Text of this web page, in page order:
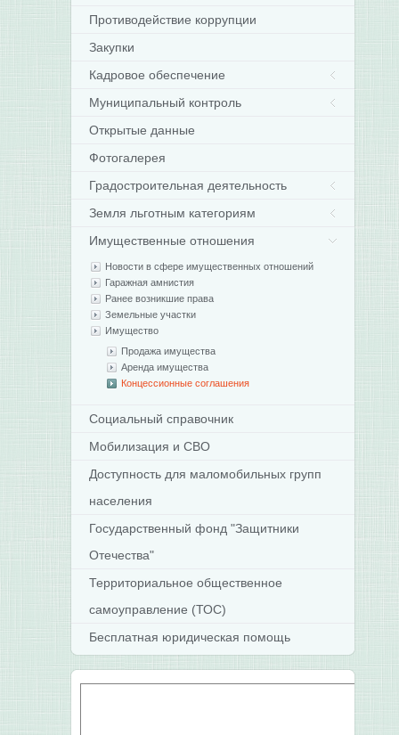
Противодействие коррупции
Закупки
Кадровое обеспечение
Муниципальный контроль
Открытые данные
Фотогалерея
Градостроительная деятельность
Земля льготным категориям
Имущественные отношения
Новости в сфере имущественных отношений
Гаражная амнистия
Ранее возникшие права
Земельные участки
Имущество
Продажа имущества
Аренда имущества
Концессионные соглашения
Социальный справочник
Мобилизация и СВО
Доступность для маломобильных групп
населения
Государственный фонд "Защитники
Отечества"
Территориальное общественное
самоуправление (ТОС)
Бесплатная юридическая помощь